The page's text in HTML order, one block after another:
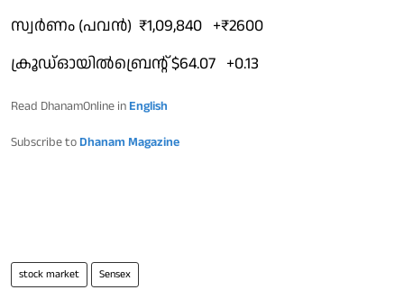
സ്വർണം (പവൻ) ₹1,09,840 +₹2600
ക്രൂഡ്ഓയിൽബ്രെൻ്റ് $64.07 +0.13
Read DhanamOnline in English
Subscribe to Dhanam Magazine
stock market Sensex